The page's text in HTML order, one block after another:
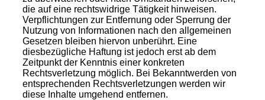
die auf eine rechtswidrige Tätigkeit hinweisen.
Verpflichtungen zur Entfernung oder Sperrung der
Nutzung von Informationen nach den allgemeinen
Gesetzen bleiben hiervon unberührt. Eine
diesbezügliche Haftung ist jedoch erst ab dem
Zeitpunkt der Kenntnis einer konkreten
Rechtsverletzung möglich. Bei Bekanntwerden von
entsprechenden Rechtsverletzungen werden wir
diese Inhalte umgehend entfernen.